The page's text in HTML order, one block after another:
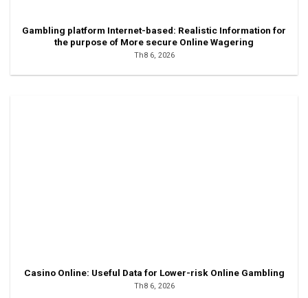
Gambling platform Internet-based: Realistic Information for
the purpose of More secure Online Wagering
Th8 6, 2026
Casino Online: Useful Data for Lower-risk Online Gambling
Th8 6, 2026